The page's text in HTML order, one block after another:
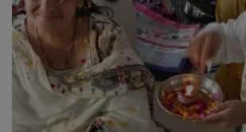
આંતરરાષ્ટ્રીય
રાષ્ટ્રીય
ગુજરાત